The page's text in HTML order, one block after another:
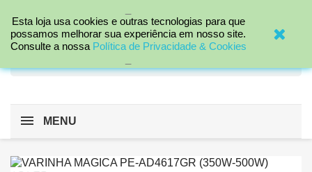

MENU
Esta loja usa cookies e outras tecnologias para que
possamos melhorar sua experiência em nosso site.
Consulte a nossa Política de Privacidade & Cookies